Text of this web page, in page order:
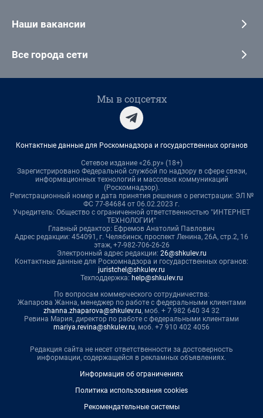
Наши вакансии
Все города сети
Мы в соцсетях
Контактные данные для Роскомнадзора и государственных органов
Сетевое издание «26.ру» (18+)
Зарегистрировано Федеральной службой по надзору в сфере связи,
информационных технологий и массовых коммуникаций
(Роскомнадзор).
Регистрационный номер и дата принятия решения о регистрации: ЭЛ №
ФС 77-84684 от 06.02.2023 г.
Учредитель: Общество с ограниченной ответственностью "ИНТЕРНЕТ
ТЕХНОЛОГИИ"
Главный редактор: Ефремов Анатолий Павлович
Адрес редакции: 454091, г. Челябинск, проспект Ленина, 26А, стр.2, 16
этаж, +7-982-706-26-26
Электронный адрес редакции: 26@shkulev.ru
Контактные данные для Роскомнадзора и государственных органов:
juristchel@shkulev.ru
Техподдержка: help@shkulev.ru
По вопросам коммерческого сотрудничества:
Жапарова Жанна, менеджер по работе с федеральными клиентами
zhanna.zhaparova@shkulev.ru, моб. + 7 982 640 34 32
Ревина Мария, директор по работе с федеральными клиентами
mariya.revina@shkulev.ru, моб. +7 910 402 4056
Редакция сайта не несет ответственности за достоверность
информации, содержащейся в рекламных объявлениях.
Информация об ограничениях
Политика использования cookies
Рекомендательные системы